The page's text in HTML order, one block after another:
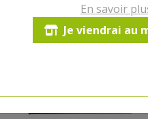
En savoir
Je viendrai au